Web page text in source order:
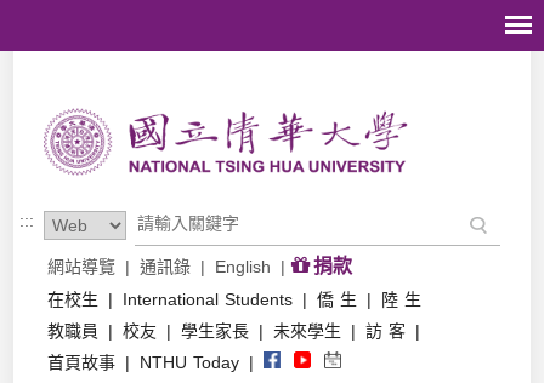
:::
網站導覽 | 通訊錄 | English | 捐款
在校生 | International Students | 僑 生 |
陸 生
教職員
| 校友 | 學生家長 | 未來學生 | 訪 客 |
首頁故事 | NTHU Today |